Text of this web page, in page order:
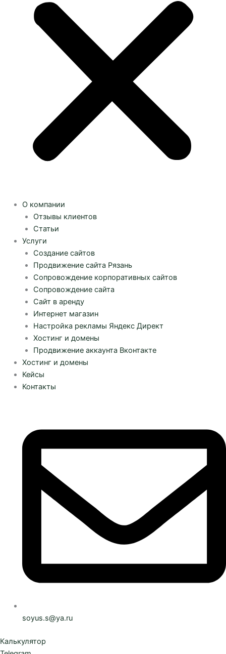
О компании
Отзывы клиентов
Статьи
Услуги
Создание сайтов
Продвижение сайта Рязань
Сопровождение корпоративных сайтов
Сопровождение сайта
Сайт в аренду
Интернет магазин
Настройка рекламы Яндекс Директ
Хостинг и домены
Продвижение аккаунта Вконтакте
Хостинг и домены
Кейсы
Контакты
soyus.s@ya.ru
Калькулятор